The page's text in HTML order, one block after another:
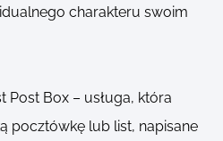
charakteru swoim
Post Box – usługa, która
pocztówkę lub list, napisane